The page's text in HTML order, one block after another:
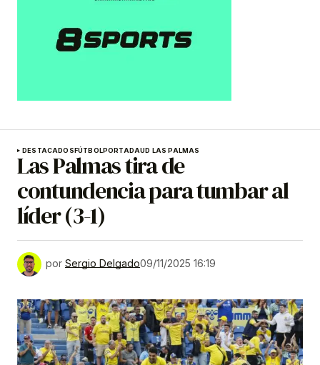
DESTACADOSFÚTBOLPORTADAUD LAS PALMAS
Las Palmas tira de
contundencia para tumbar al
líder (3-1)
por Sergio Delgado09/11/2025 16:19